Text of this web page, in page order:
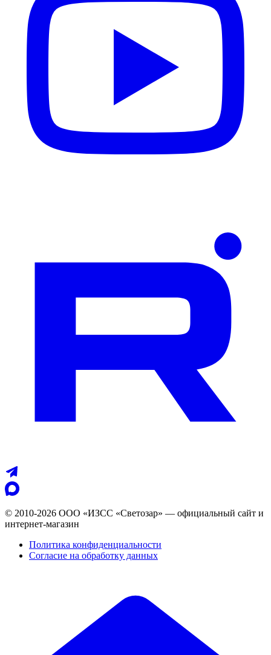
© 2010-2026 ООО «ИЗСС «Светозар» — официальный сайт и
интернет-магазин
Политика конфиденциальности
Согласие на обработку данных